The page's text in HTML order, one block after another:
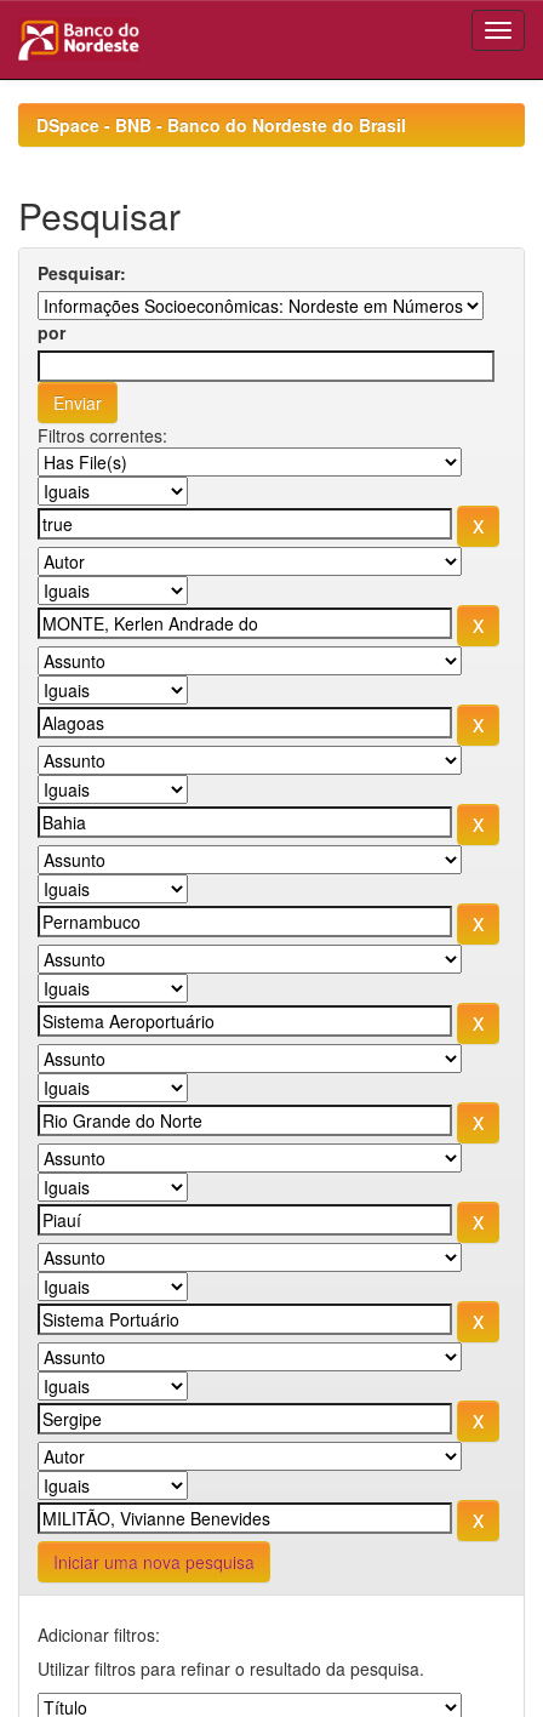
navigationDSpace - BNB - Banco do Nordeste do Brasil
Pesquisar
Pesquisar:
por
Filtros correntes:
Iniciar uma nova pesquisa
Adicionar filtros:
Utilizar filtros para refinar o resultado da pesquisa.